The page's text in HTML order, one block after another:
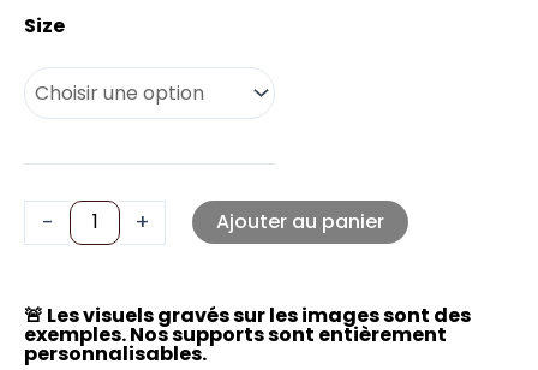
Size
-
Table
+ Ajouter au panier
🚨 Les visuels gravés sur les images sont des
exemples. Nos supports sont entièrement
personnalisables.